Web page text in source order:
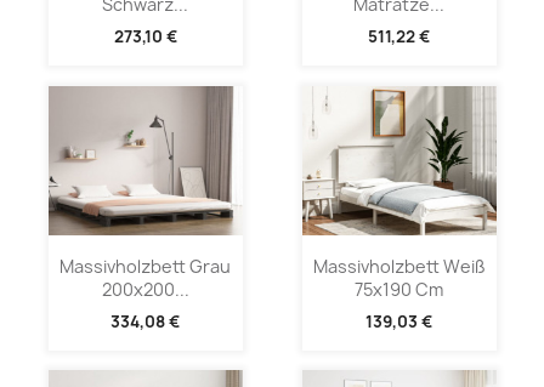
Schwarz...
273,10 €
Matratze...
511,22 €
Massivholzbett Grau
200x200...
334,08 €
Massivholzbett Weiß
75x190 Cm
139,03 €